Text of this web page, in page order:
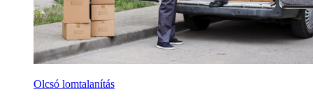
Olcsó lomtalanítás